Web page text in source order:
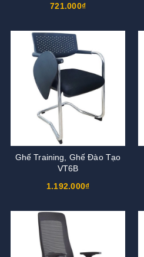
721.000₫
Ghế Training, Ghế Đào Tạo
VT6B
1.192.000₫